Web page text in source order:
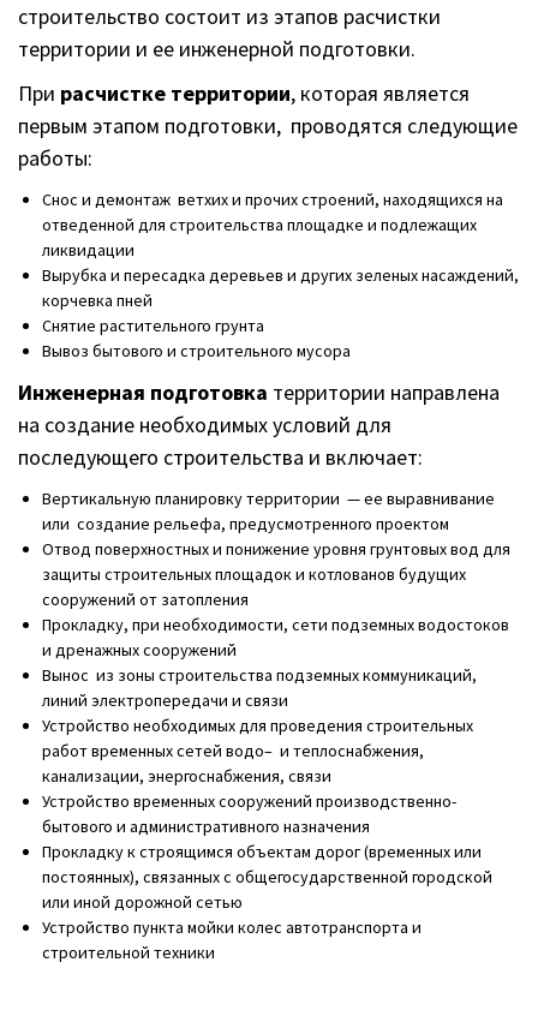
строительство состоит из этапов расчистки
территории и ее инженерной подготовки.
При расчистке территории, которая является
первым этапом подготовки, проводятся следующие
работы:
Снос и демонтаж ветхих и прочих строений, находящихся на
отведенной для строительства площадке и подлежащих
ликвидации
Вырубка и пересадка деревьев и других зеленых насаждений,
корчевка пней
Снятие растительного грунта
Вывоз бытового и строительного мусора
Инженерная подготовка территории направлена
на создание необходимых условий для
последующего строительства и включает:
Вертикальную планировку территории — ее выравнивание
или создание рельефа, предусмотренного проектом
Отвод поверхностных и понижение уровня грунтовых вод для
защиты строительных площадок и котлованов будущих
сооружений от затопления
Прокладку, при необходимости, сети подземных водостоков
и дренажных сооружений
Вынос из зоны строительства подземных коммуникаций,
линий электропередачи и связи
Устройство необходимых для проведения строительных
работ временных сетей водо– и теплоснабжения,
канализации, энергоснабжения, связи
Устройство временных сооружений производственно-
бытового и административного назначения
Прокладку к строящимся объектам дорог (временных или
постоянных), связанных с общегосударственной городской
или иной дорожной сетью
Устройство пункта мойки колес автотранспорта и
строительной техники